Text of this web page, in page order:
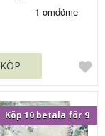
KÖP
Köp 10 betala för 9